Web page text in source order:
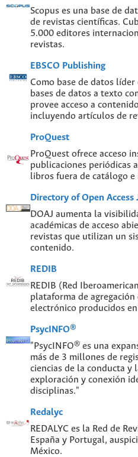
Scopus es una base de
de revistas científicas.
5.000 editores
revistas.
EBSCO Publishing
Como base de datos
bases de datos a texto
provee acceso a
incluyendo artículos de
ProQuest
ProQuest ofrece acceso
publicaciones periódicas
libros fuera de catálogo e
Directory of Open Access
DOAJ aumenta la
académicas de acceso
revistas que utilizan un
contenido.
REDIB
REDIB (Red
plataforma de
electrónico producidos
PsycINFO®
"PsycINFO® es una
más de 3 millones de
ciencias de la conducta y
exploración y conexión
disciplinas."
Redalyc
REDALYC es la Red de
España y Portugal,
México.